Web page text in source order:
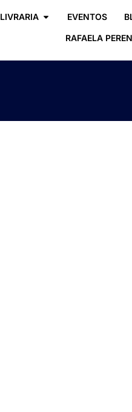
LIVRARIA EVENTOS
RAFAELA